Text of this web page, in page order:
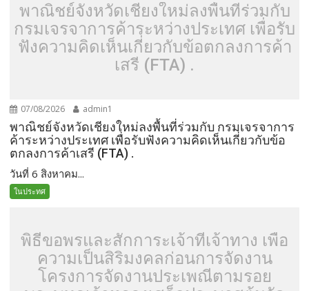
พาณิชย์จังหวัดเชียงใหม่ลงพื้นที่ร่วมกับ
กรมเจรจาการค้าระหว่างประเทศ เพื่อรับ
ฟังความคิดเห็นเกี่ยวกับข้อตกลงการค้า
เสรี (FTA) .
07/08/2026 admin1
พาณิชย์จังหวัดเชียงใหม่ลงพื้นที่ร่วมกับ กรมเจรจาการ
ค้าระหว่างประเทศ เพื่อรับฟังความคิดเห็นเกี่ยวกับข้อ
ตกลงการค้าเสรี (FTA) .
วันที่ 6 สิงหาคม...
ในประทศ
พิธีขอพรและสักการะเจ้าที่เจ้าทาง เพื่อ
ความเป็นสิริมงคลก่อนการจัดงาน
โครงการจัดงานประเพณีตามรอย